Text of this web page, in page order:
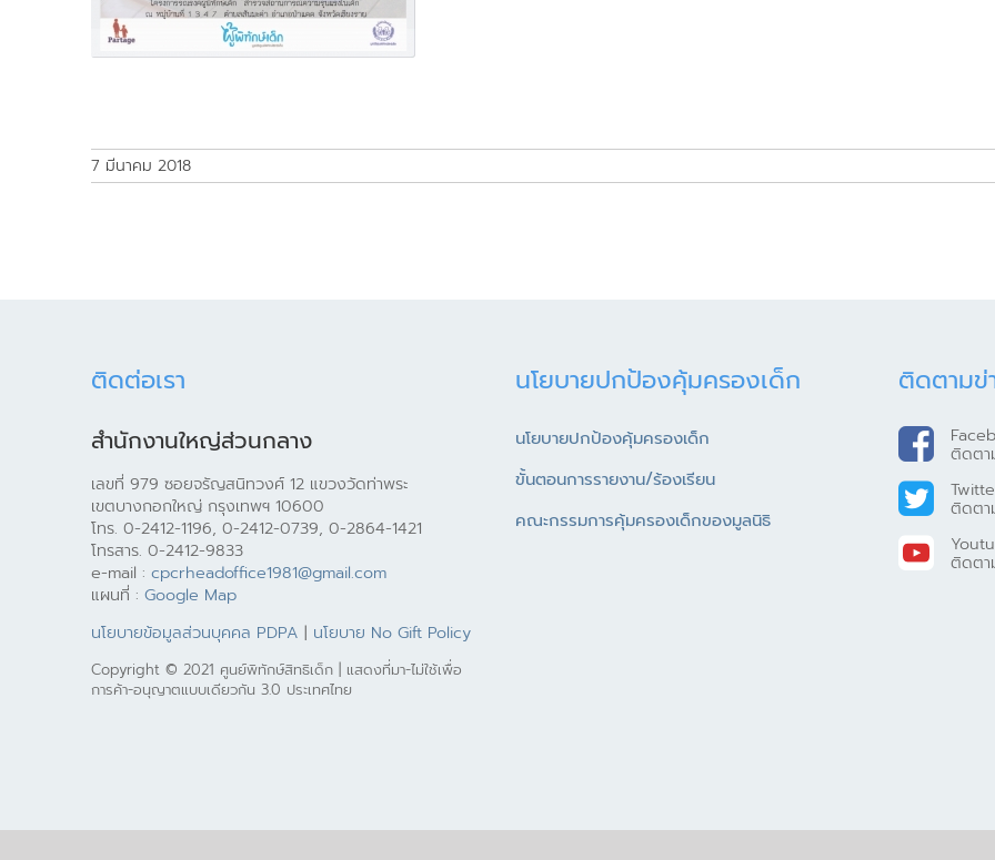
7 มีนาคม 2018
ติดต่อเรา
สำนักงานใหญ่ส่วนกลาง
เลขที่ 979 ซอยจรัญสนิทวงศ์ 12 แขวงวัดท่าพระ
เขตบางกอกใหญ่ กรุงเทพฯ 10600
โทร. 0-2412-1196, 0-2412-0739, 0-2864-1421
โทรสาร. 0-2412-9833
e-mail : cpcrheadoffice1981@gmail.com
แผนที่ : Google Map
นโยบายข้อมูลส่วนบุคคล PDPA | นโยบาย No Gift Policy
Copyright © 2021 ศูนย์พิทักษ์สิทธิเด็ก | แสดงที่มา-ไม่ใช้เพื่อ
การค้า-อนุญาตแบบเดียวกัน 3.0 ประเทศไทย
นโยบายปกป้องคุ้มครองเด็ก
นโยบายปกป้องคุ้มครองเด็ก
ขั้นตอนการรายงาน/ร้องเรียน
คณะกรรมการคุ้มครองเด็กของมูลนิธิ
ติดตามข่
ติดตา
ติดตา
ติดตา